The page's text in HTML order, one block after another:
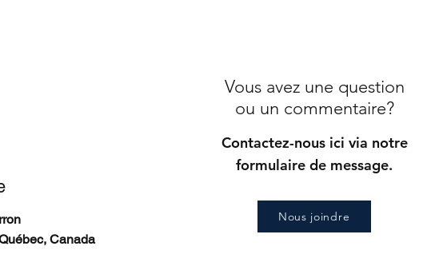
Canada
Vous avez une question
ou un commentaire?
Contactez-nous ici via notre
formulaire de message.
Nous joindre